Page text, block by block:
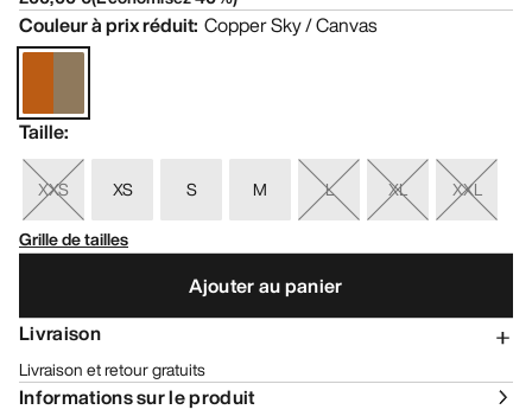
Couleur à prix réduit: Copper Sky / Canvas
Taille:
XXS XS S M L XL
XXL
Grille de tailles
Ajouter au panier
Livraison
Livraison et retour gratuits
Informations sur le produit